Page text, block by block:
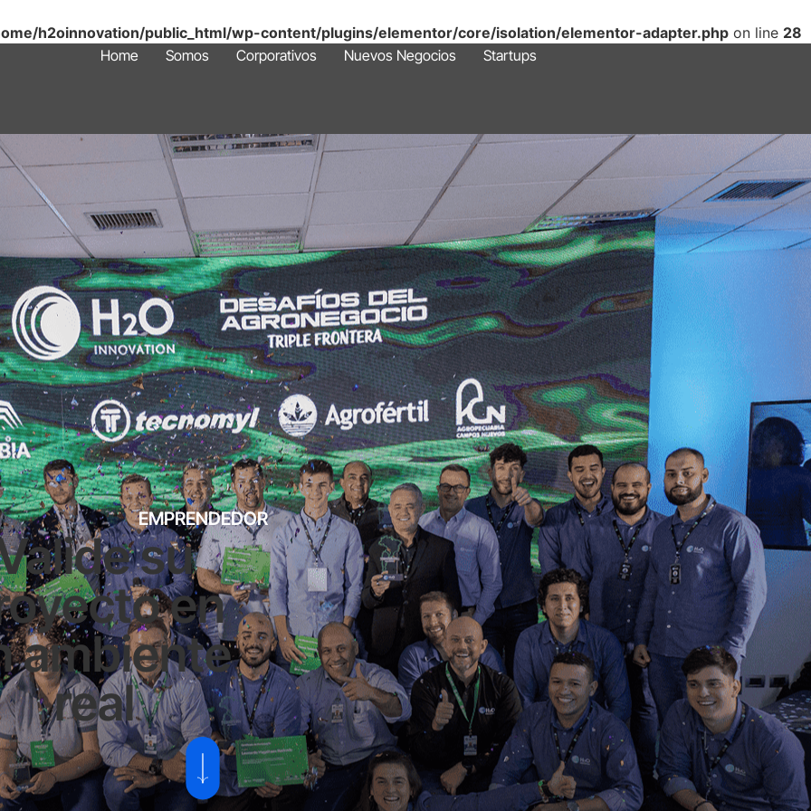
h2oinnovation/public_html/wp-content/plugins/elementor/core/isolation/elementor-adapter.php on line 28
Home
Somos Corporativos Nuevos Negocios Startups
EMPRENDEDOR
su
en
ambiente
real